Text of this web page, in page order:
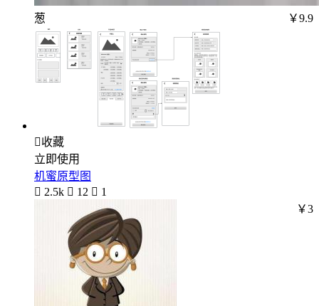
葱 ￥9.9
收藏
立即使用
机蜜原型图
 2.5k  12  1
￥3